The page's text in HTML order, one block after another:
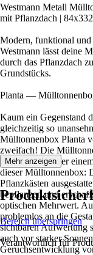
Westmann Metall
mit Pflanzdach |
Modern, funktional
Westmann lässt deine
durch das Pflanzdach
Grundstücks.
Planta —
Kaum ein Gegenstand
gleichzeitig so
Mülltonnenbox Planta
zweifach! Die
Mülltonnen hinter
dieser Mülltonnenbox:
Pflanzkästen
bepflanzen und
optischen Mehrwert.
problemlos an die
sichtbaren Aufwertung
auch vor starker
Geruchsentwicklung
Mehr anzeigen
Bereich überspringen
Verantwortlich für